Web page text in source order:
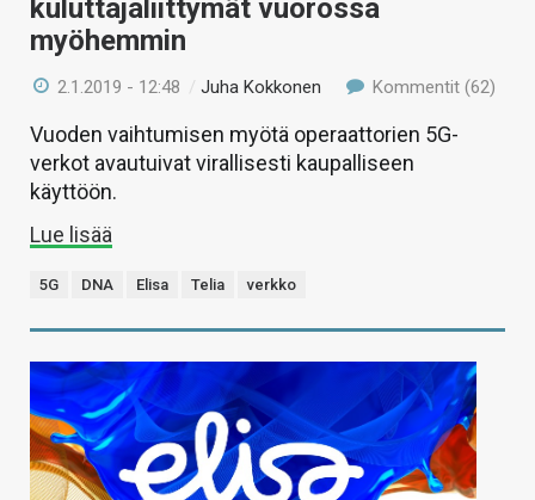
kuluttajaliittymät vuorossa
myöhemmin
2.1.2019 - 12:48 /Juha Kokkonen Kommentit (62)
Vuoden vaihtumisen myötä operaattorien 5G-
verkot avautuivat virallisesti kaupalliseen
käyttöön.
Lue lisää
5G DNA Elisa Telia verkko